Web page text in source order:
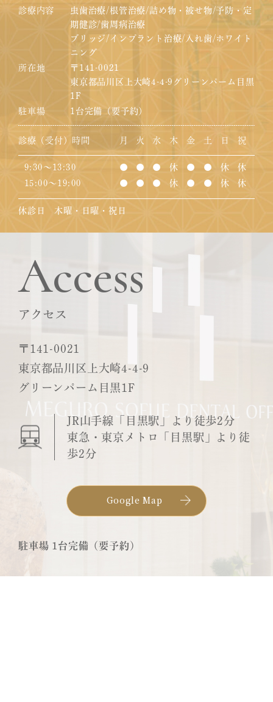
診療内容
虫歯治療/根管治療/詰め物・被せ物/予防・定
期健診/歯周病治療
ブリッジ/インプラント治療/入れ歯/ホワイト
ニング
所在地
〒141-0021
東京都品川区上大崎4-4-9グリーンパーム目黒
1F
駐車場
1台完備（要予約）
診療（受付）時間 月 火 水 木 金 土 日 祝
9:30～13:30 ● ● ● 休 ● ● 休
休
15:00～19:00
● ● ● 休 ● ● 休 休
休診日 木曜・日曜・祝日
Access
アクセス
〒141-0021
東京都品川区上大崎4-4-9
グリーンパーム目黒1F
JR山手線「目黒駅」より徒歩2分
東急・東京メトロ「目黒駅」より徒
歩2分
Google Map
駐車場 1台完備（要予約）